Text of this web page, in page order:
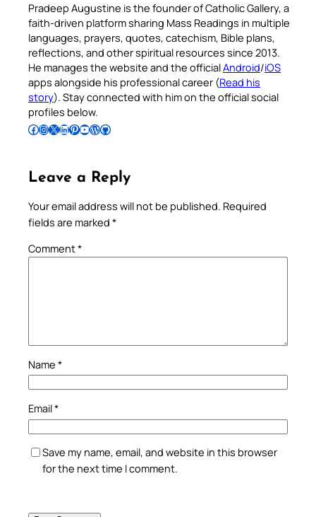
Pradeep Augustine is the founder of Catholic Gallery, a
faith-driven platform sharing Mass Readings in multiple
languages, prayers, quotes, catechism, Bible plans,
reflections, and other spiritual resources since 2013.
He manages the website and the officialAndroid/iOS
apps alongside his professional career (Read his
story). Stay connected with him on the official social
profiles below.
Follow Pradeep on Facebook Follow Pradeep on InstagramFollow Pradeep on X Follow Pradeep on LinkedIn Follow Pradeep on Pinterest Subscribe to Pradeep’s Youtube Channel Follow Pradeep on WordPress Follow Pradeep on GitHub
Leave a Reply
Your email address will not be published. Required
fields are marked *
Comment*
Name *
Email*
Save my name, email, and website in this browser
for the next time I comment.